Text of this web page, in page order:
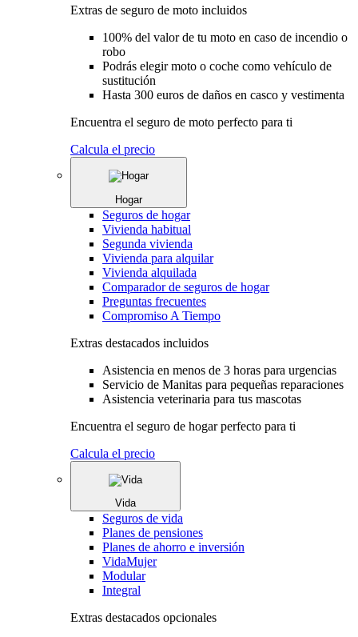
Extras de seguro de moto incluidos
100% del valor de tu moto en caso de incendio o
robo
Podrás elegir moto o coche como vehículo de
sustitución
Hasta 300 euros de daños en casco y vestimenta
Encuentra el seguro de moto perfecto para ti
Calcula el precio
Hogar
Seguros de hogar
Vivienda habitual
Segunda vivienda
Vivienda para alquilar
Vivienda alquilada
Comparador de seguros de hogar
Preguntas frecuentes
Compromiso A Tiempo
Extras destacados incluidos
Asistencia en menos de 3 horas para urgencias
Servicio de Manitas para pequeñas reparaciones
Asistencia veterinaria para tus mascotas
Encuentra el seguro de hogar perfecto para ti
Calcula el precio
Vida
Seguros de vida
Planes de pensiones
Planes de ahorro e inversión
VidaMujer
Modular
Integral
Extras destacados opcionales